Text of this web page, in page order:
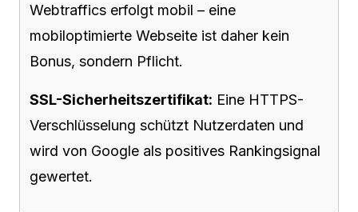
Webtraffics erfolgt mobil – eine
mobiloptimierte Webseite ist daher kein
Bonus, sondern Pflicht.
SSL-Sicherheitszertifikat: Eine HTTPS-
Verschlüsselung schützt Nutzerdaten und
wird von Google als positives Rankingsignal
gewertet.